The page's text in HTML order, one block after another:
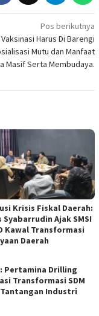
Pos berikutnya
Vaksinasi Harus Di Barengi
Mutu dan Manfaat
Masif Serta Membudaya.
Krisis Fiskal Daerah:
Syabarrudin Ajak SMSI
Kawal Transformasi
Daerah
Pertamina Drilling
Transformasi SDM
Industri